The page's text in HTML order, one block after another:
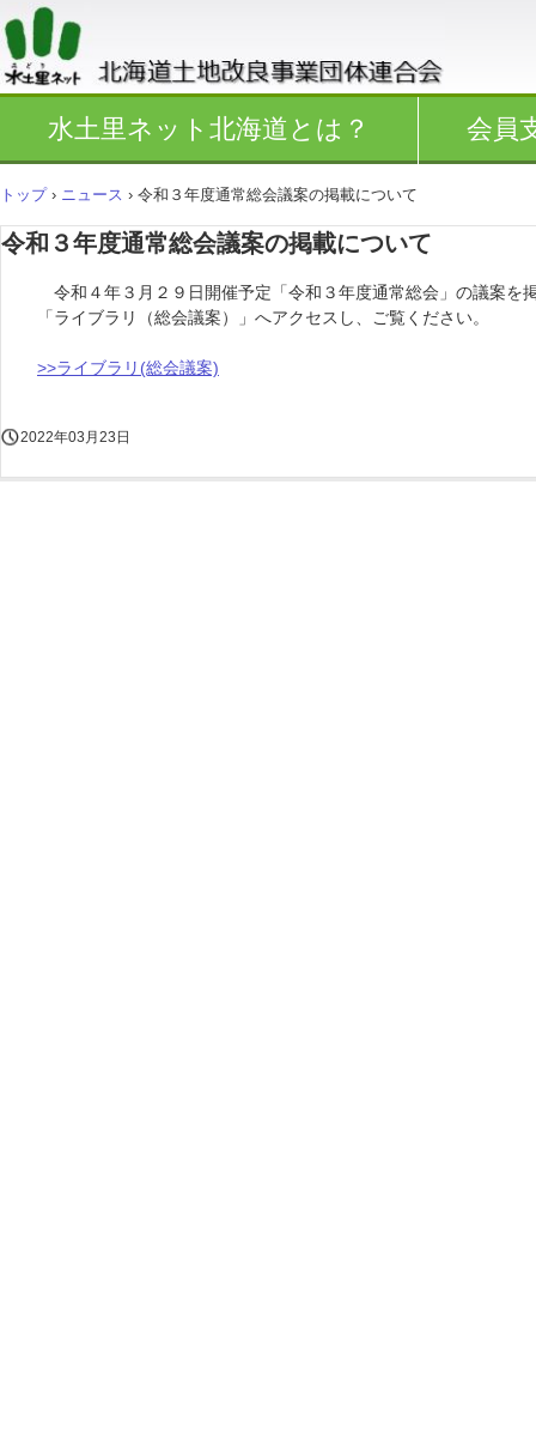
水土里ネット北海道とは？ 会員
トップ › ニュース › 令和３年度通常総会議案の掲載について
令和３年度通常総会議案の掲載について
令和４年３月２９日開催予定「令和３年度通常総会」の議案を
「ライブラリ（総会議案）」へアクセスし、ご覧ください。
>>ライブラリ(総会議案)
2022年03月23日